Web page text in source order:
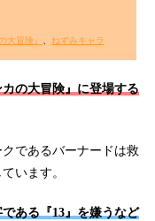
大冒険』 ねずみキャラ
の大冒険』に登場する
であるバーナードは救
います。
ある『13』を嫌うなど